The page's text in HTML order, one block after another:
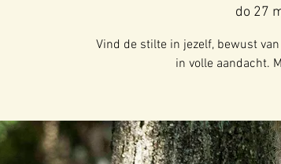
do 27
Vind de stilte in jezelf, bewust
in volle aandacht.